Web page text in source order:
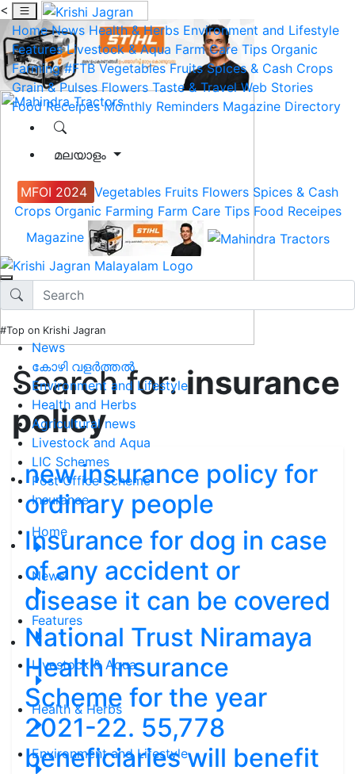
<
Home News Health & Herbs Environment and Lifestyle
Features Livestock & Aqua Farm Care Tips Organic
Farming #FTB Vegetables Fruits Spices & Cash Crops
Grain & Pulses Flowers Taste & Travel Web Stories
Food Receipes Monthly Reminders Magazine Directory
മലയാളം
MFOI 2024 Vegetables Fruits Flowers Spices & Cash
Crops Organic Farming Farm Care Tips Food Receipes
Magazine
#Top on Krishi Jagran
News
കോഴി വളർത്തൽ
Environment and Lifestyle
Health and Herbs
Agricultural news
Livestock and Aqua
LIC Schemes
Post Office Scheme
Insurance
Home
News
Features
Livestock & Aqua
Health & Herbs
Environment and Lifestyle
Search for:insurance
policy
new insurance policy for
ordinary people
Insurance for dog in case
of any accident or
disease it can be covered
National Trust Niramaya
Health Insurance
Scheme for the year
2021-22. 55,778
beneficiaries will benefit